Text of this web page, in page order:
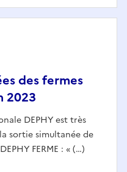
des fermes
2023
DEPHY est très
sortie simultanée de
FERME : « (…)